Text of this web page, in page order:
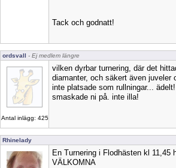
Tack och godnatt!
ordsvall - Ej medlem längre
Antal inlägg: 425
vilken dyrbar turnering, där det
diamanter, och säkert även juveler
inte platsade som rullningar...
smaskade ni på. inte illa!
Rhinelady
En Turnering i Flodhästen kl
VÄLKOMNA